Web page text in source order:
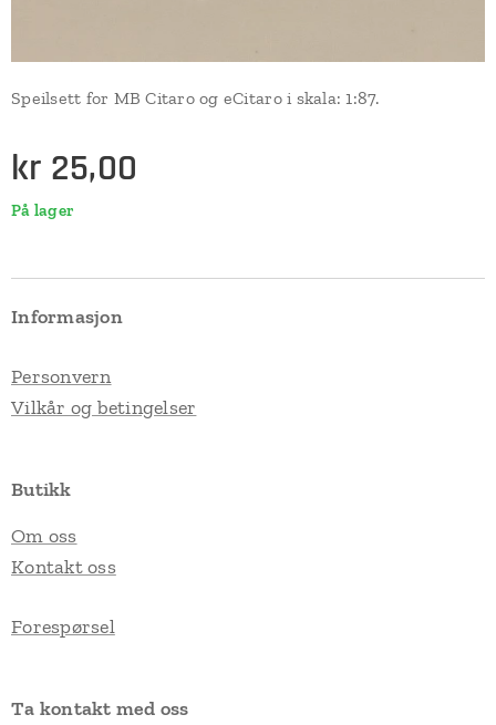
Speilsett for MB Citaro og eCitaro i skala: 1:87.
kr 25,00
På lager
Informasjon
Personvern
Vilkår og betingelser
Butikk
Om oss
Kontakt oss
Forespørsel
Ta kontakt med oss